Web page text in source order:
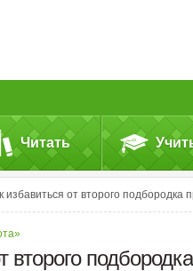
Читать
избавиться от второго
второго